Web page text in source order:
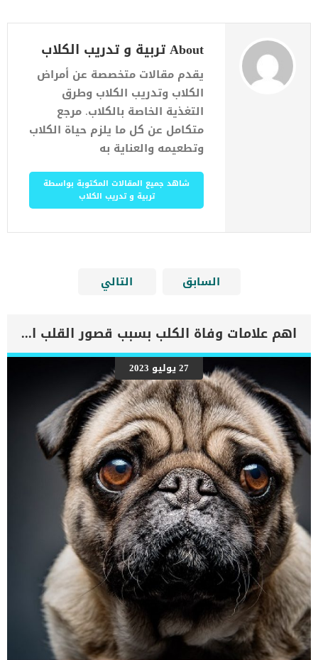
About تربية و تدريب الكلاب
يقدم مقالات متخصصة عن أمراض
الكلاب وتدريب الكلاب وطرق
التغذية الخاصة بالكلاب. مرجع
متكامل عن كل ما يلزم حياة الكلاب
وتطعيمه والعناية به
شاهد جميع المقالات المكتوبة بواسطة
تربية و تدريب الكلاب
السابق التالي
اهم علامات وفاة الكلب بسبب قصور القلب الاحتقانى
27 يوليو 2023